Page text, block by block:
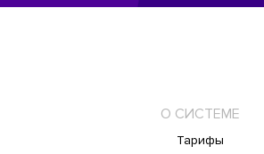
О СИСТЕМЕ
Тарифы